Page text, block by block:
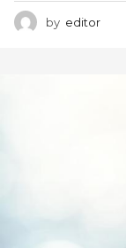
by editor